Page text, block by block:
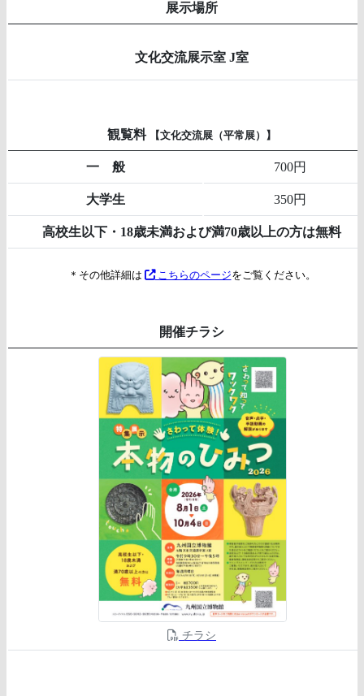
展示場所
文化交流展示室 J室
観覧料 【文化交流展（平常展）】
一 般 700円
大学生 350円
高校生以下・18歳未満および満70歳以上の方は無料
＊その他詳細は こちらのページをご覧ください。
開催チラシ
チラシ